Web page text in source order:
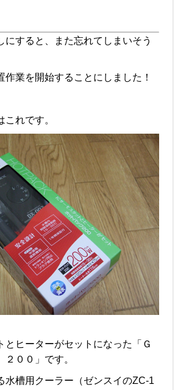
にすると、また忘れてしまいそう
作業を開始することにしました！
れです。
とヒーターがセットになった「Ｇ
００」です。
水槽用クーラー（ゼンスイのZC-1